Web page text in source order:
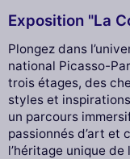
Exposition "La
Plongez dans
national Picasso-
trois étages, des
styles et
un parcours
passionnés d’art et
l’héritage unique de